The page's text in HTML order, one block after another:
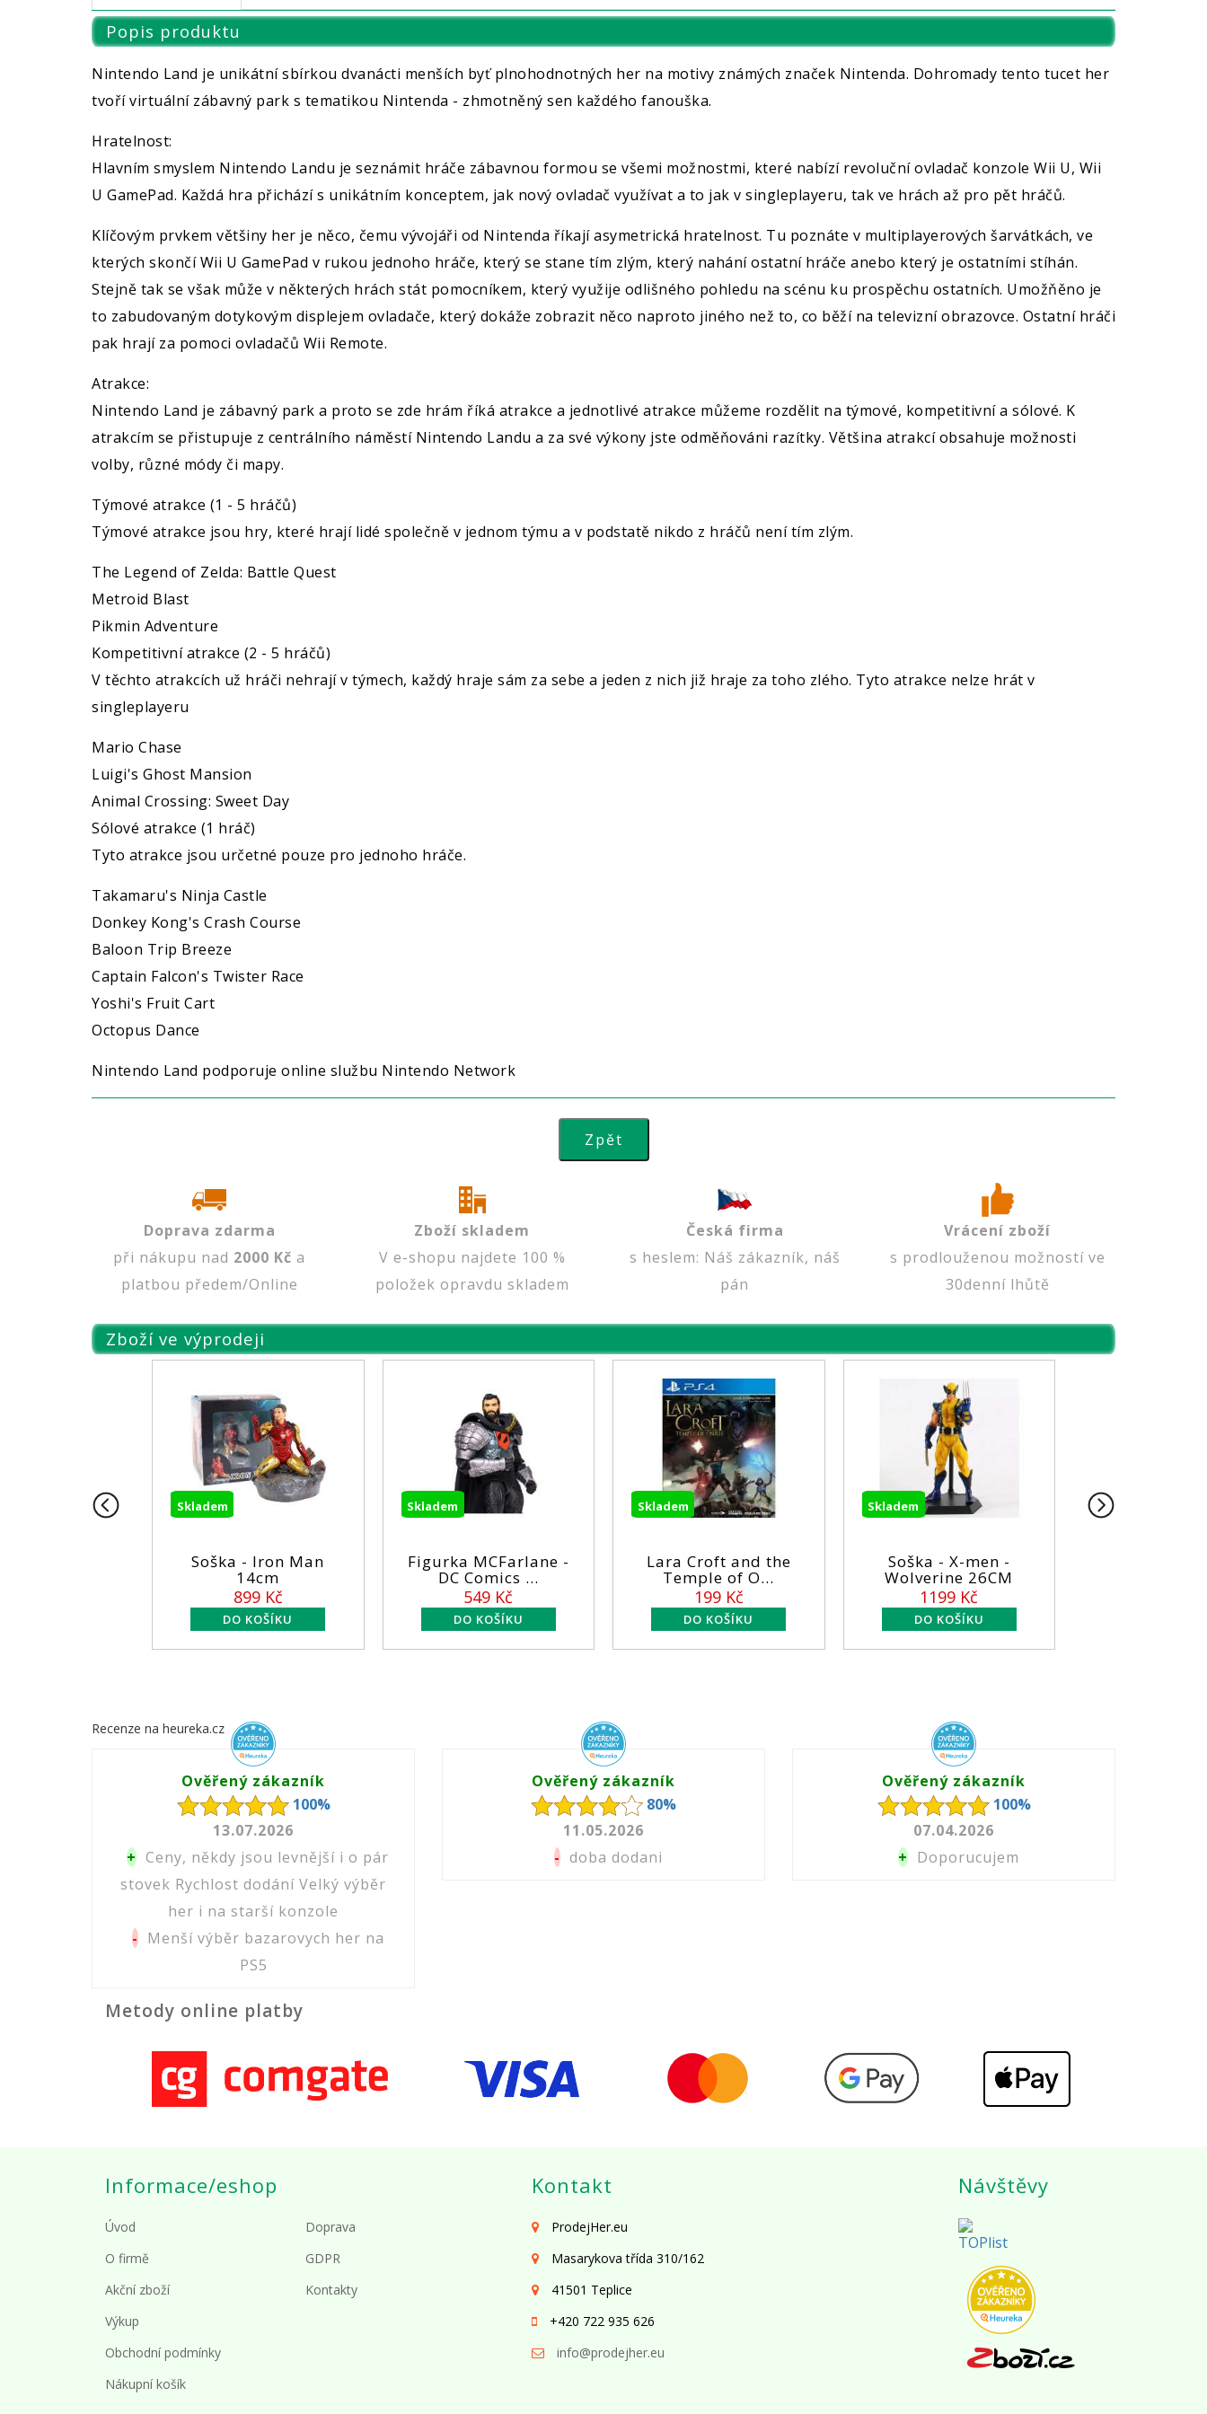
Popis produktu
Nintendo Land je unikátní sbírkou dvanácti menších byť plnohodnotných her na motivy známých značek Nintenda. Dohromady tento tucet her
tvoří virtuální zábavný park s tematikou Nintenda - zhmotněný sen každého fanouška.
Hratelnost:
Hlavním smyslem Nintendo Landu je seznámit hráče zábavnou formou se všemi možnostmi, které nabízí revoluční ovladač konzole Wii U, Wii
U GamePad. Každá hra přichází s unikátním konceptem, jak nový ovladač využívat a to jak v singleplayeru, tak ve hrách až pro pět hráčů.
Klíčovým prvkem většiny her je něco, čemu vývojáři od Nintenda říkají asymetrická hratelnost. Tu poznáte v multiplayerových šarvátkách, ve
kterých skončí Wii U GamePad v rukou jednoho hráče, který se stane tím zlým, který nahání ostatní hráče anebo který je ostatními stíhán.
Stejně tak se však může v některých hrách stát pomocníkem, který využije odlišného pohledu na scénu ku prospěchu ostatních. Umožňěno je
to zabudovaným dotykovým displejem ovladače, který dokáže zobrazit něco naproto jiného než to, co běží na televizní obrazovce. Ostatní hráči
pak hrají za pomoci ovladačů Wii Remote.
Atrakce:
Nintendo Land je zábavný park a proto se zde hrám říká atrakce a jednotlivé atrakce můžeme rozdělit na týmové, kompetitivní a sólové. K
atrakcím se přistupuje z centrálního náměstí Nintendo Landu a za své výkony jste odměňováni razítky. Většina atrakcí obsahuje možnosti
volby, různé módy či mapy.
Týmové atrakce (1 - 5 hráčů)
Týmové atrakce jsou hry, které hrají lidé společně v jednom týmu a v podstatě nikdo z hráčů není tím zlým.
The Legend of Zelda: Battle Quest
Metroid Blast
Pikmin Adventure
Kompetitivní atrakce (2 - 5 hráčů)
V těchto atrakcích už hráči nehrají v týmech, každý hraje sám za sebe a jeden z nich již hraje za toho zlého. Tyto atrakce nelze hrát v
singleplayeru
Mario Chase
Luigi's Ghost Mansion
Animal Crossing: Sweet Day
Sólové atrakce (1 hráč)
Tyto atrakce jsou určetné pouze pro jednoho hráče.
Takamaru's Ninja Castle
Donkey Kong's Crash Course
Baloon Trip Breeze
Captain Falcon's Twister Race
Yoshi's Fruit Cart
Octopus Dance
Nintendo Land podporuje online službu Nintendo Network
Doprava zdarma
při nákupu nad 2000 Kč a
platbou předem/Online
Zboží skladem
V e-shopu najdete 100 %
položek opravdu skladem
Česká firma
s heslem: Náš zákazník, náš
pán
Vrácení zboží
s prodlouženou možností ve
30denní lhůtě
Zboží ve výprodeji
Skladem
Soška - Iron Man Figurka MCFarlane -
DC Comics ...
Lara Croft and the
Temple of O...
Soška - X-men -
Wolverine 26CM
Recenze na heureka.cz
Ověřený zákazník
100%
13.07.2026
+ Ceny, někdy jsou levnější i o pár
stovek Rychlost dodání Velký výběr
her i na starší konzole
-Menší výběr bazarovych her na
PS5
Ověřený zákazník
80%
11.05.2026
-doba dodani
Ověřený zákazník
100%
07.04.2026
+Doporucujem
Metody online platby
Informace/eshop
Úvod
O firmě
Akční zboží
Výkup
Obchodní podmínky
Nákupní košík
Doprava
GDPR
Kontakty
Kontakt
ProdejHer.eu
Masarykova třída 310/162
41501 Teplice
+420 722 935 626
info@prodejher.eu
Návštěvy